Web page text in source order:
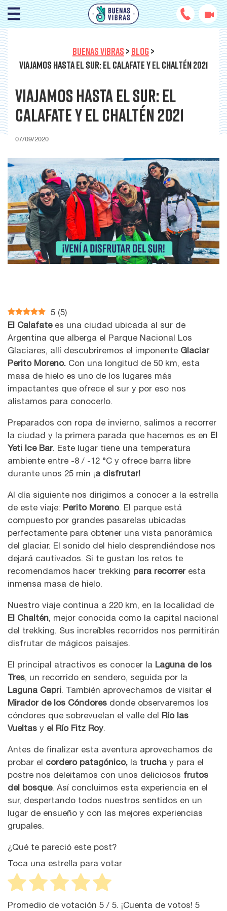
BUENAS VIBRAS > BLOG>
VIAJAMOS HASTA EL SUR: EL CALAFATE Y EL CHALTÉN 2021
Viajamos hasta el sur: El
Calafate y El Chaltén 2021
07/09/2020
5 (5)
El Calafatees una ciudad ubicada al sur de
Argentina que alberga el Parque Nacional Los
Glaciares, allí descubriremos el imponente Glaciar
Perito Moreno. Con una longitud de 50 km, esta
masa de hielo es uno de los lugares más
impactantes que ofrece el sur y por eso nos
alistamos para conocerlo.
Preparados con ropa de invierno, salimos a recorrer
la ciudad y la primera parada que hacemos es en El
Yeti Ice Bar. Este lugar tiene una temperatura
ambiente entre -8 / -12 °C y ofrece barra libre
durante unos 25 min ¡a disfrutar!
Al día siguiente nos dirigimos a conocer a la estrella
de este viaje: Perito Moreno. El parque está
compuesto por grandes pasarelas ubicadas
perfectamente para obtener una vista panorámica
del glaciar. El sonido del hielo desprendiéndose nos
dejará cautivados. Si te gustan los retos te
recomendamos hacer trekking para recorreresta
inmensa masa de hielo.
Nuestro viaje continua a 220 km, en la localidad de
El Chaltén, mejor conocida como la capital nacional
del trekking. Sus increíbles recorridos nos permitirán
disfrutar de mágicos paisajes.
El principal atractivos es conocer la Laguna de los
Tres, un recorrido en sendero, seguida por la
Laguna Capri. También aprovechamos de visitar el
Mirador de los Cóndores donde observaremos los
cóndores que sobrevuelan el valle del Río las
Vueltas y el Río Fitz Roy.
Antes de finalizar esta aventura aprovechamos de
probar el cordero patagónico, la trucha y para el
postre nos deleitamos con unos deliciosos frutos
del bosque. Así concluimos esta experiencia en el
sur, despertando todos nuestros sentidos en un
lugar de ensueño y con las mejores experiencias
grupales.
¿Qué te pareció este post?
Toca una estrella para votar
Promedio de votación 5 / 5. ¡Cuenta de votos! 5